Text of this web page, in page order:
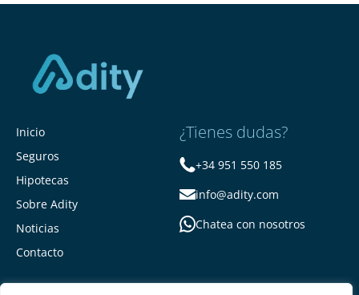
Inicio
Seguros
Hipotecas
Sobre Adity
Noticias
Contacto
¿Tienes dudas?
+34 951 550 185
info@adity.com
Chatea con nosotros